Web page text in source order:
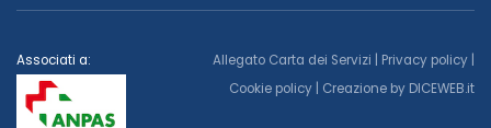
Associati a: Allegato Carta dei Servizi Privacy policy|
Cookie policy| Creazione by DICEWEB.it